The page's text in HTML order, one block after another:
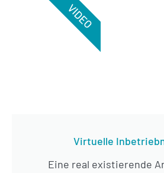
Virtuelle
Eine real existierende
VIDEO